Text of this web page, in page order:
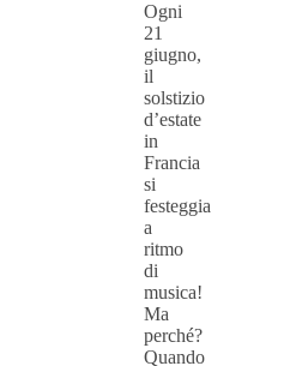
Ogni
21
giugno,
il
solstizio
d’estate
in
Francia
si
festeggia
a
ritmo
di
musica!
Ma
perché?
Quando